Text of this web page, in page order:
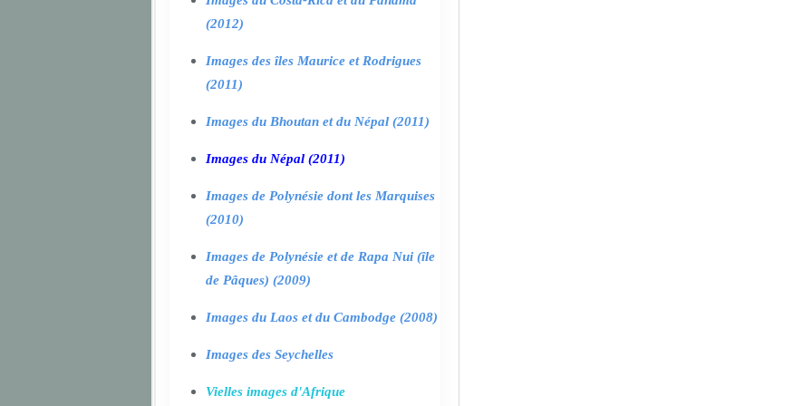
(2012)
Images des îles Maurice et Rodrigues
(2011)
Images du Bhoutan et du Népal (2011)
Images du Népal (2011)
Images de Polynésie dont les Marquises
(2010)
Images de Polynésie et de Rapa Nui (île
de Pâques) (2009)
Images du Laos et du Cambodge (2008)
Images des Seychelles
Vielles images d'Afrique